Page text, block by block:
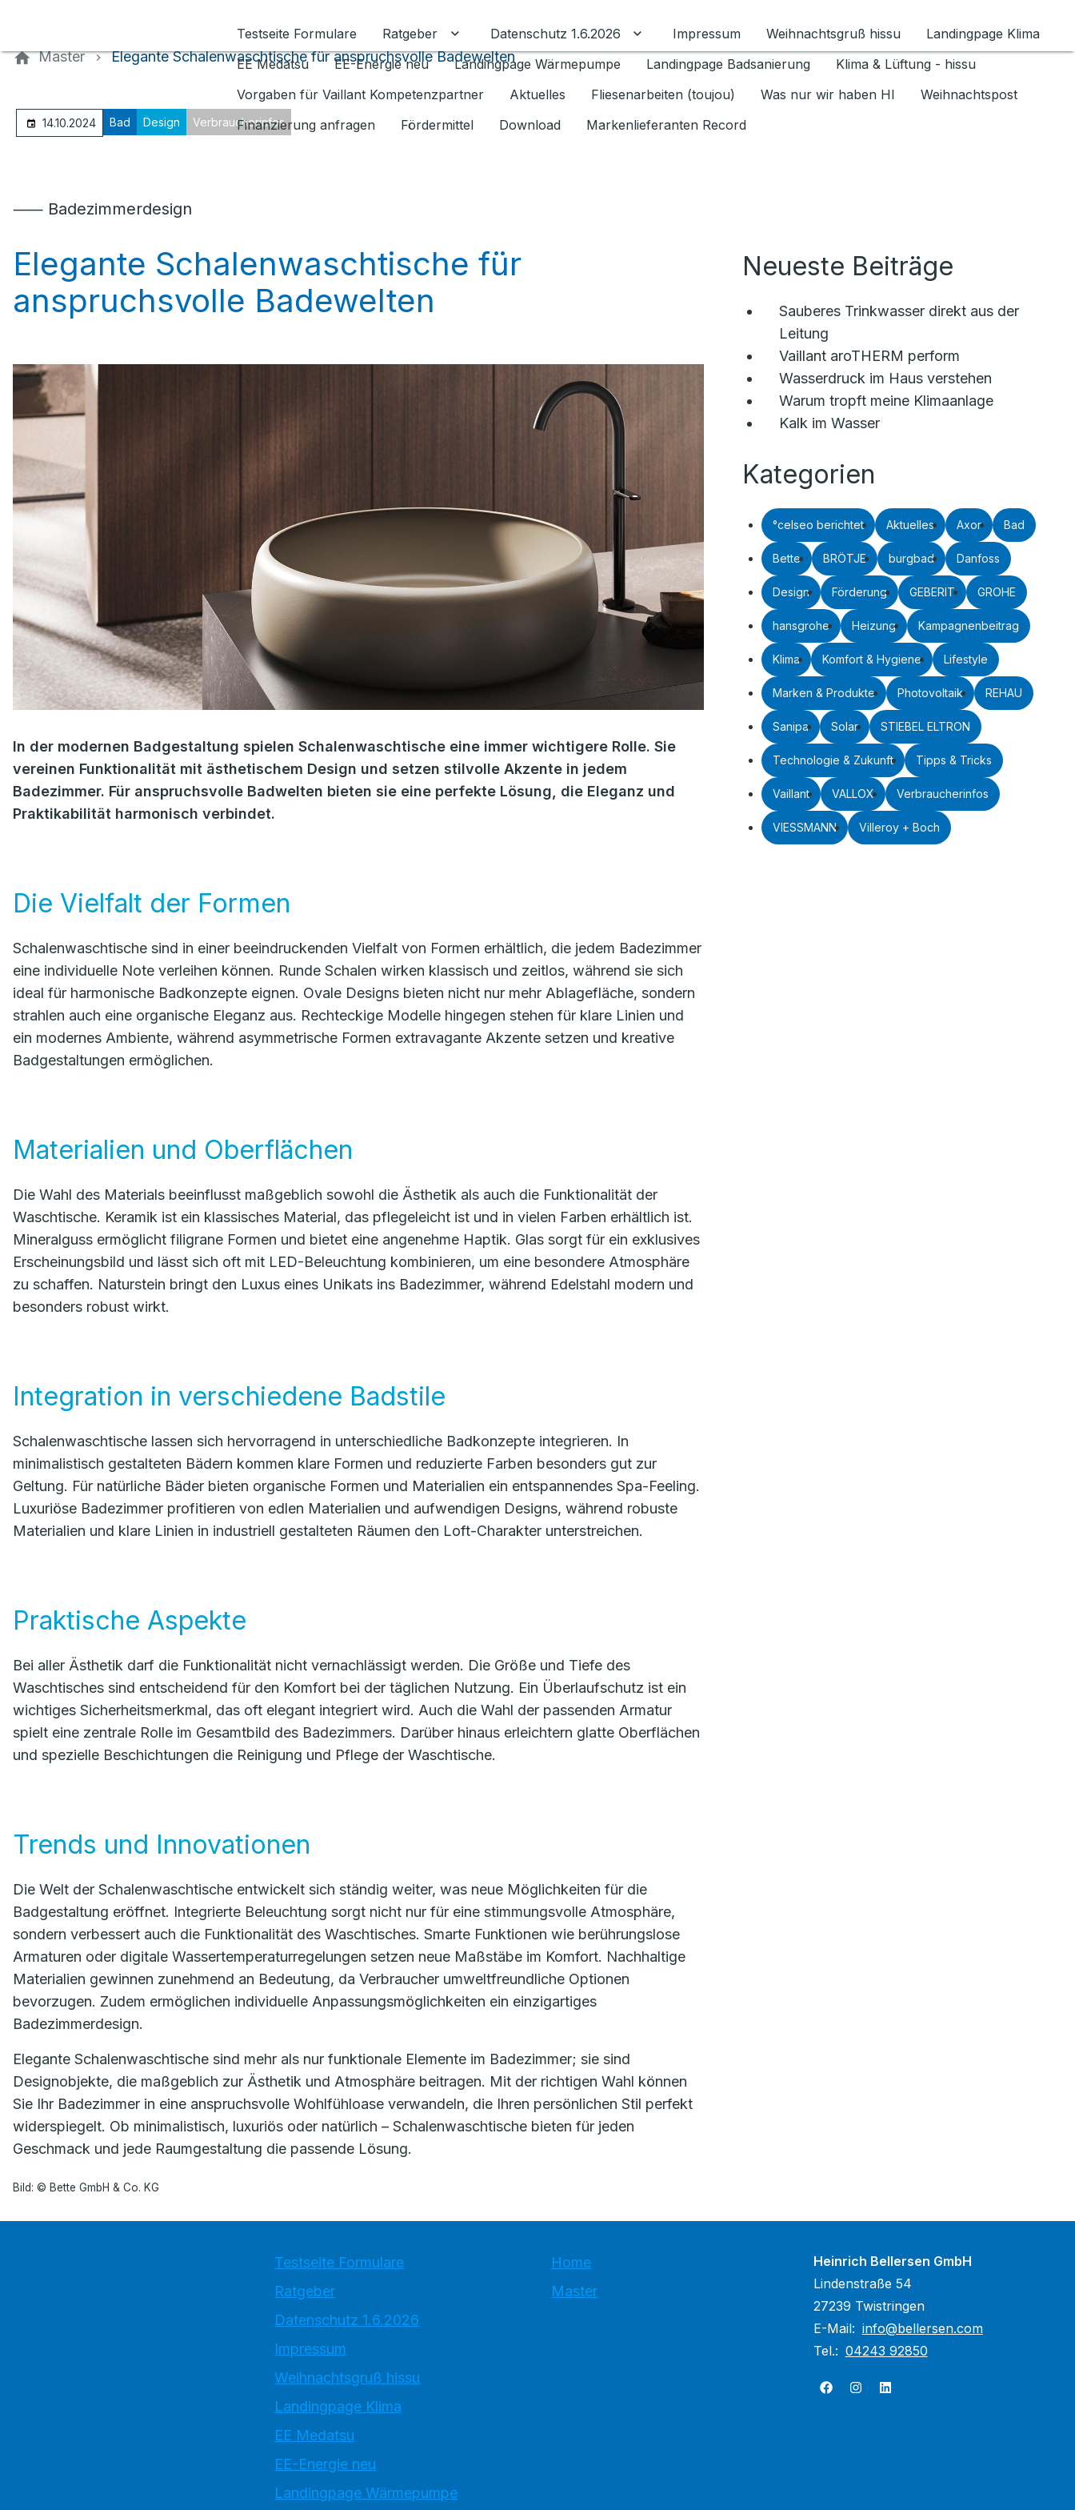
Testseite Formulare
Ratgeber Untermenü für Ratgeber umschalten
Datenschutz 1.6.2026 Untermenü für Datenschutz 1.6.2026 umschalten
Impressum Weihnachtsgruß hissu
Landingpage Klima
EE Medatsu
EE-Energie neu Landingpage Wärmepumpe Landingpage Badsanierung
Klima & Lüftung - hissu
Vorgaben für Vaillant Kompetenzpartner
Aktuelles Fliesenarbeiten (toujou) Was nur wir haben HI
Weihnachtspost
Finanzierung anfragen
Fördermittel Download Markenlieferanten Record
Master Elegante Schalenwaschtische für anspruchsvolle Badewelten
14.10.2024 Bad Design Verbraucherinfos
⸺ Badezimmerdesign
Elegante Schalenwaschtische für
anspruchsvolle Badewelten
In der modernen Badgestaltung spielen Schalenwaschtische eine immer wichtigere Rolle. Sie
vereinen Funktionalität mit ästhetischem Design und setzen stilvolle Akzente in jedem
Badezimmer. Für anspruchsvolle Badwelten bieten sie eine perfekte Lösung, die Eleganz und
Praktikabilität harmonisch verbindet.
Die Vielfalt der Formen
Schalenwaschtische sind in einer beeindruckenden Vielfalt von Formen erhältlich, die jedem Badezimmer
eine individuelle Note verleihen können. Runde Schalen wirken klassisch und zeitlos, während sie sich
ideal für harmonische Badkonzepte eignen. Ovale Designs bieten nicht nur mehr Ablagefläche, sondern
strahlen auch eine organische Eleganz aus. Rechteckige Modelle hingegen stehen für klare Linien und
ein modernes Ambiente, während asymmetrische Formen extravagante Akzente setzen und kreative
Badgestaltungen ermöglichen.
Materialien und Oberflächen
Die Wahl des Materials beeinflusst maßgeblich sowohl die Ästhetik als auch die Funktionalität der
Waschtische. Keramik ist ein klassisches Material, das pflegeleicht ist und in vielen Farben erhältlich ist.
Mineralguss ermöglicht filigrane Formen und bietet eine angenehme Haptik. Glas sorgt für ein exklusives
Erscheinungsbild und lässt sich oft mit LED-Beleuchtung kombinieren, um eine besondere Atmosphäre
zu schaffen. Naturstein bringt den Luxus eines Unikats ins Badezimmer, während Edelstahl modern und
besonders robust wirkt.
Integration in verschiedene Badstile
Schalenwaschtische lassen sich hervorragend in unterschiedliche Badkonzepte integrieren. In
minimalistisch gestalteten Bädern kommen klare Formen und reduzierte Farben besonders gut zur
Geltung. Für natürliche Bäder bieten organische Formen und Materialien ein entspannendes Spa-Feeling.
Luxuriöse Badezimmer profitieren von edlen Materialien und aufwendigen Designs, während robuste
Materialien und klare Linien in industriell gestalteten Räumen den Loft-Charakter unterstreichen.
Praktische Aspekte
Bei aller Ästhetik darf die Funktionalität nicht vernachlässigt werden. Die Größe und Tiefe des
Waschtisches sind entscheidend für den Komfort bei der täglichen Nutzung. Ein Überlaufschutz ist ein
wichtiges Sicherheitsmerkmal, das oft elegant integriert wird. Auch die Wahl der passenden Armatur
spielt eine zentrale Rolle im Gesamtbild des Badezimmers. Darüber hinaus erleichtern glatte Oberflächen
und spezielle Beschichtungen die Reinigung und Pflege der Waschtische.
Trends und Innovationen
Die Welt der Schalenwaschtische entwickelt sich ständig weiter, was neue Möglichkeiten für die
Badgestaltung eröffnet. Integrierte Beleuchtung sorgt nicht nur für eine stimmungsvolle Atmosphäre,
sondern verbessert auch die Funktionalität des Waschtisches. Smarte Funktionen wie berührungslose
Armaturen oder digitale Wassertemperaturregelungen setzen neue Maßstäbe im Komfort. Nachhaltige
Materialien gewinnen zunehmend an Bedeutung, da Verbraucher umweltfreundliche Optionen
bevorzugen. Zudem ermöglichen individuelle Anpassungsmöglichkeiten ein einzigartiges
Badezimmerdesign.
Elegante Schalenwaschtische sind mehr als nur funktionale Elemente im Badezimmer; sie sind
Designobjekte, die maßgeblich zur Ästhetik und Atmosphäre beitragen. Mit der richtigen Wahl können
Sie Ihr Badezimmer in eine anspruchsvolle Wohlfühloase verwandeln, die Ihren persönlichen Stil perfekt
widerspiegelt. Ob minimalistisch, luxuriös oder natürlich – Schalenwaschtische bieten für jeden
Geschmack und jede Raumgestaltung die passende Lösung.
Bild: © Bette GmbH & Co. KG
Neueste Beiträge
Sauberes Trinkwasser direkt aus der
Leitung
Vaillant aroTHERM perform
Wasserdruck im Haus verstehen
Warum tropft meine Klimaanlage
Kalk im Wasser
Kategorien
°celseo berichtet Aktuelles Axor Bad
Bette BRÖTJE burgbad Danfoss
Design Förderung GEBERIT GROHE
hansgrohe Heizung Kampagnenbeitrag
Klima Komfort & Hygiene Lifestyle
Marken & Produkte Photovoltaik REHAU
Sanipa Solar STIEBEL ELTRON
Technologie & Zukunft Tipps & Tricks
Vaillant VALLOX Verbraucherinfos
VIESSMANN Villeroy + Boch
Testseite Formulare
Ratgeber
Datenschutz 1.6.2026
Impressum
Weihnachtsgruß hissu
Landingpage Klima
EE Medatsu
EE-Energie neu
Landingpage Wärmepumpe
Home
Master
Heinrich Bellersen GmbH
Lindenstraße 54
27239 Twistringen
E-Mail: info@bellersen.com
Tel.: 04243 92850